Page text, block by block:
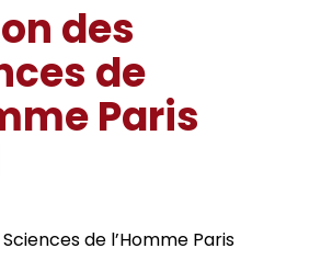
Sociales
l’ED
et contacts
par l’ED
doctorat
doctoral
ECTS
scientifiques
des
de
Paris
de l’Homme Paris